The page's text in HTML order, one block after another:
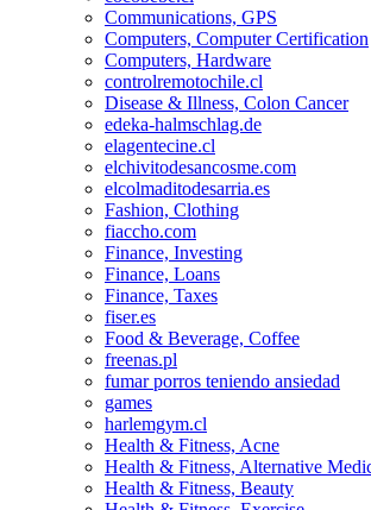
Communications, GPS
Computers, Computer Certification
Computers, Hardware
controlremotochile.cl
Disease & Illness, Colon Cancer
edeka-halmschlag.de
elagentecine.cl
elchivitodesancosme.com
elcolmaditodesarria.es
Fashion, Clothing
fiaccho.com
Finance, Investing
Finance, Loans
Finance, Taxes
fiser.es
Food & Beverage, Coffee
freenas.pl
fumar porros teniendo ansiedad
games
harlemgym.cl
Health & Fitness, Acne
Health & Fitness, Alternative
Health & Fitness, Beauty